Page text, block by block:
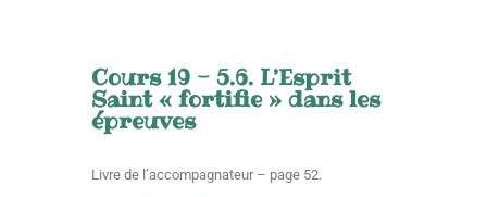
Cours 19 - 5.6. L’Esprit
Saint « fortifie » dans les
épreuves
Livre de l’accompagnateur – page 52.